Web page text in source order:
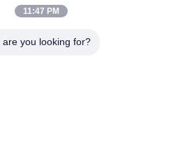
11:47 PM
you looking for?